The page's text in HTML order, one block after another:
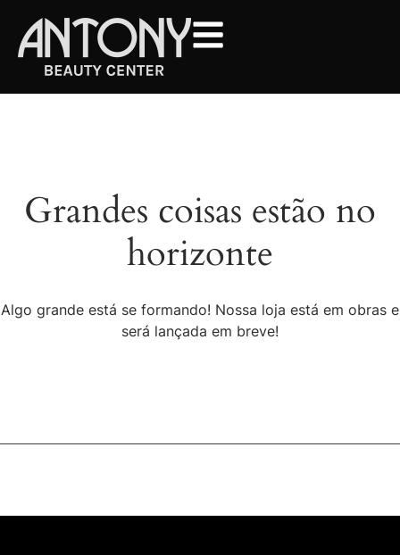
Grandes coisas estão no
horizonte
Algo grande está se formando! Nossa loja está em obras e
será lançada em breve!